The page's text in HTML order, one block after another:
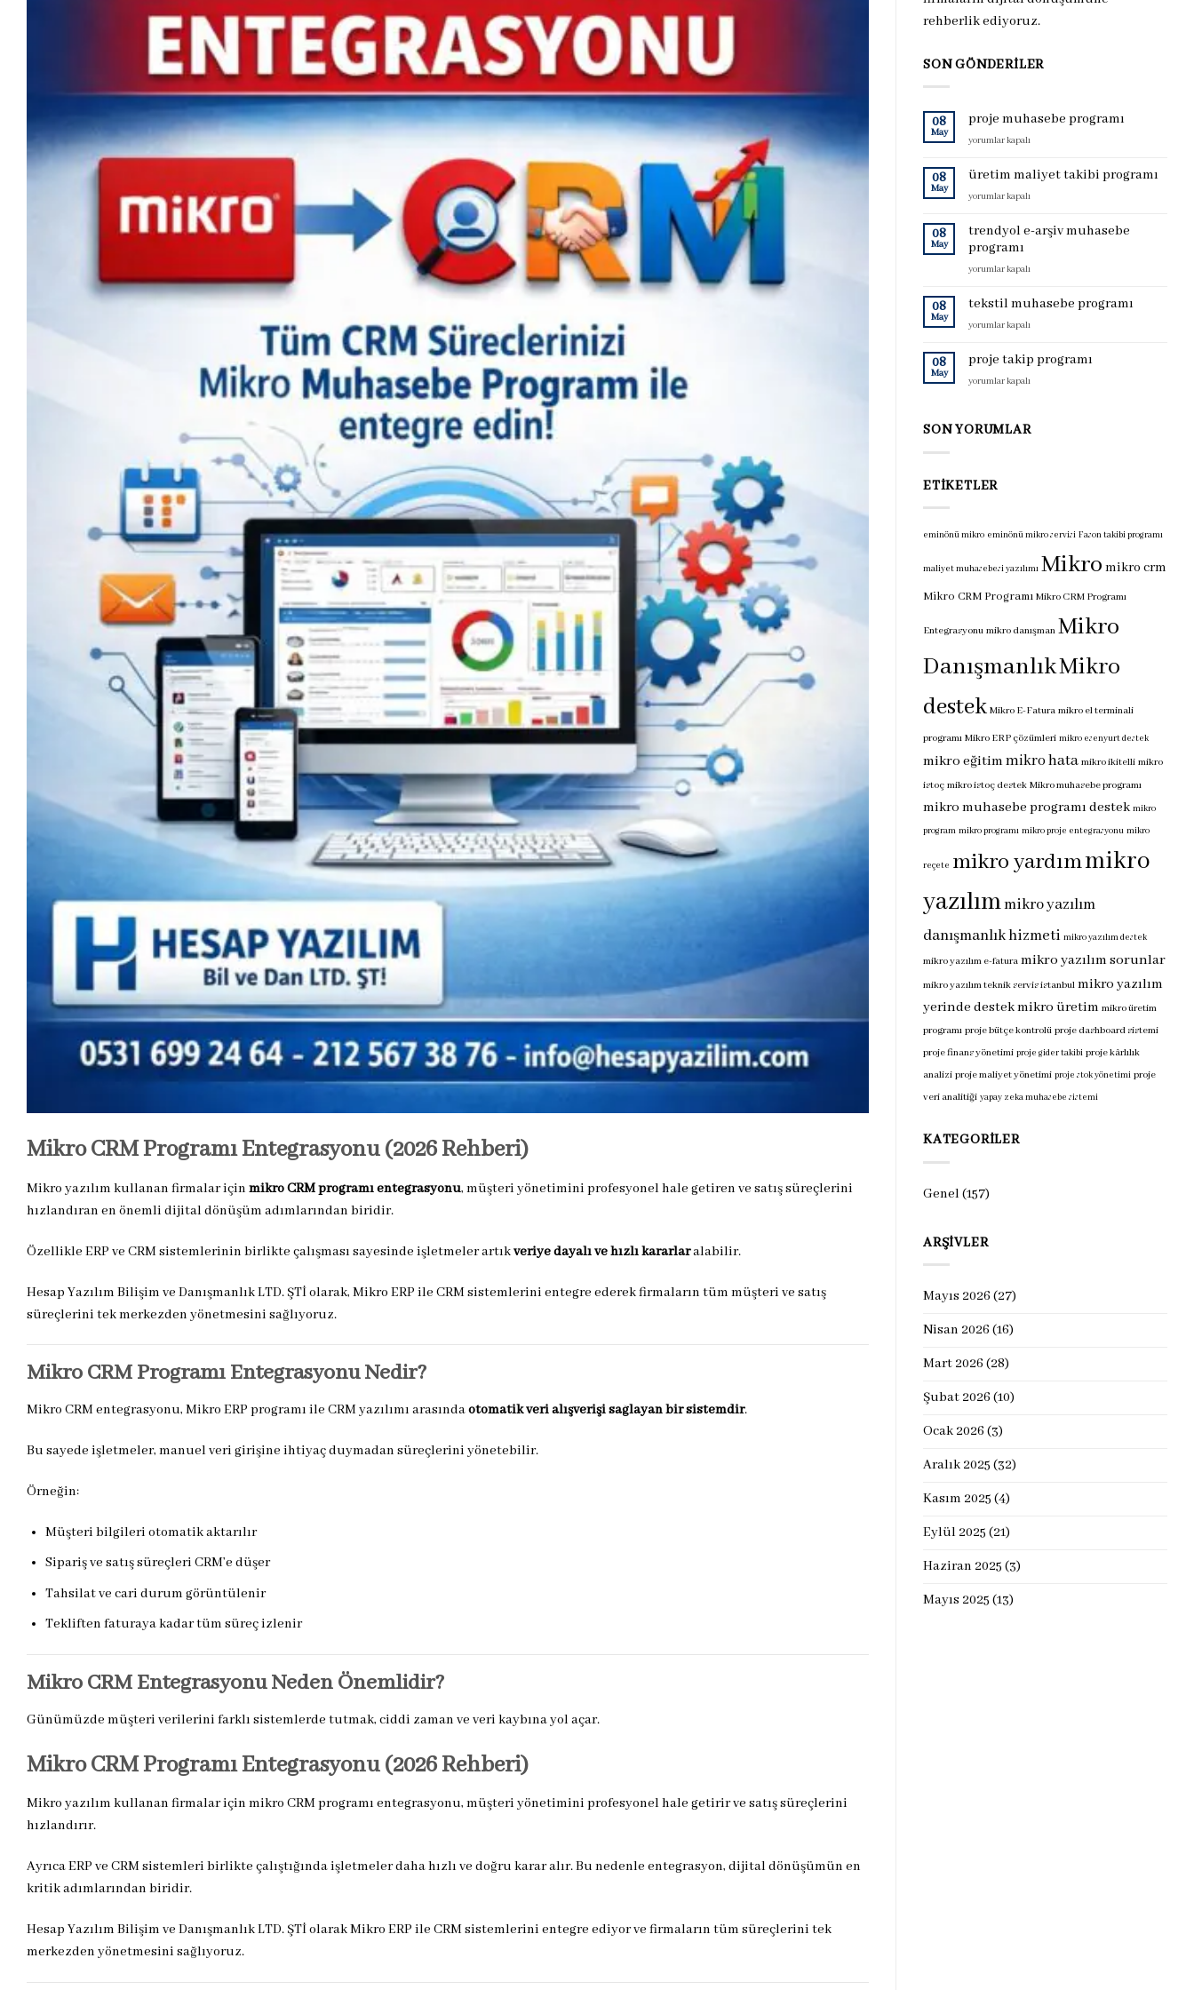
Mikro CRM Programı Entegrasyonu (2026 Rehberi)
Mikro yazılım kullanan firmalar için mikro CRM programı entegrasyonu, müşteri yönetimini profesyonel hale getiren ve satış süreçlerini
hızlandıran en önemli dijital dönüşüm adımlarından biridir.
Özellikle ERP ve CRM sistemlerinin birlikte çalışması sayesinde işletmeler artıkveriye dayalı ve hızlı kararlaralabilir.
Hesap Yazılım Bilişim ve Danışmanlık LTD. ŞTİ olarak, Mikro ERP ile CRM sistemlerini entegre ederek firmaların tüm müşteri ve satış
süreçlerini tek merkezden yönetmesini sağlıyoruz.
Mikro CRM Programı Entegrasyonu Nedir?
Mikro CRM entegrasyonu, Mikro ERP programı ile CRM yazılımı arasındaotomatik veri alışverişi sağlayan bir sistemdir.
Bu sayede işletmeler, manuel veri girişine ihtiyaç duymadan süreçlerini yönetebilir.
Örneğin:
Müşteri bilgileri otomatik aktarılır
Sipariş ve satış süreçleri CRM’e düşer
Tahsilat ve cari durum görüntülenir
Tekliften faturaya kadar tüm süreç izlenir
Mikro CRM Entegrasyonu Neden Önemlidir?
Günümüzde müşteri verilerini farklı sistemlerde tutmak, ciddi zaman ve veri kaybına yol açar.
Mikro CRM Programı Entegrasyonu (2026 Rehberi)
Mikro yazılım kullanan firmalar için mikro CRM programı entegrasyonu, müşteri yönetimini profesyonel hale getirir ve satış süreçlerini
hızlandırır.
Ayrıca ERP ve CRM sistemleri birlikte çalıştığında işletmeler daha hızlı ve doğru karar alır. Bu nedenle entegrasyon, dijital dönüşümün en
kritik adımlarından biridir.
Hesap Yazılım Bilişim ve Danışmanlık LTD. ŞTİ olarak Mikro ERP ile CRM sistemlerini entegre ediyor ve firmaların tüm süreçlerini tek
merkezden yönetmesini sağlıyoruz.
rehberlik ediyoruz.
SON GÖNDERILER
08
May
proje muhasebe programı
proje
programı
yorumlar kapalı
08
May
üretim maliyet takibi programı
üretim
takibi
için
yorumlar kapalı
08
May
trendyol e-arşiv muhasebe
programı
trendyol
arşiv
programı
yorumlar kapalı
08
May
tekstil muhasebe programı
tekstil
programı
yorumlar kapalı
08
May
proje takip programı
proje
için
yorumlar kapalı
SON YORUMLAR
ETIKETLER
eminönü mikro eminönü mikro servisi Fason takibi programı
maliyet muhasebesi yazılımı Mikro mikro crm
Mikro CRM Programı Mikro CRM Programı
Entegrasyonu mikro danışman Mikro
DanışmanlıkMikro
destek Mikro E-Fatura mikro el terminali
programı Mikro ERP çözümleri mikro esenyurt destek
mikro eğitimmikro hata mikro ikitelli mikro
istoç mikro istoç destek Mikro muhasebe programı
mikro muhasebe programı destek mikro
program mikro programı mikro proje entegrasyonu mikro
reçete mikro yardımmikro
yazılımmikro yazılım
danışmanlık hizmeti mikro yazılım destek
mikro yazılım e-fatura mikro yazılım sorunlar
mikro yazılım teknik servis istanbul mikro yazılım
yerinde destekmikro üretim mikro üretim
programı proje bütçe kontrolü proje dashboard sistemi
proje finans yönetimi proje gider takibi proje kârlılık
analizi proje maliyet yönetimi proje stok yönetimi proje
veri analitiği yapay zeka muhasebe sistemi
KATEGORILER
Genel(157)
ARŞIVLER
Mayıs 2026 (27)
Nisan 2026 (16)
Mart 2026 (28)
Şubat 2026 (10)
Ocak 2026 (3)
Aralık 2025 (32)
Kasım 2025 (4)
Eylül 2025 (21)
Haziran 2025 (3)
Mayıs 2025 (13)